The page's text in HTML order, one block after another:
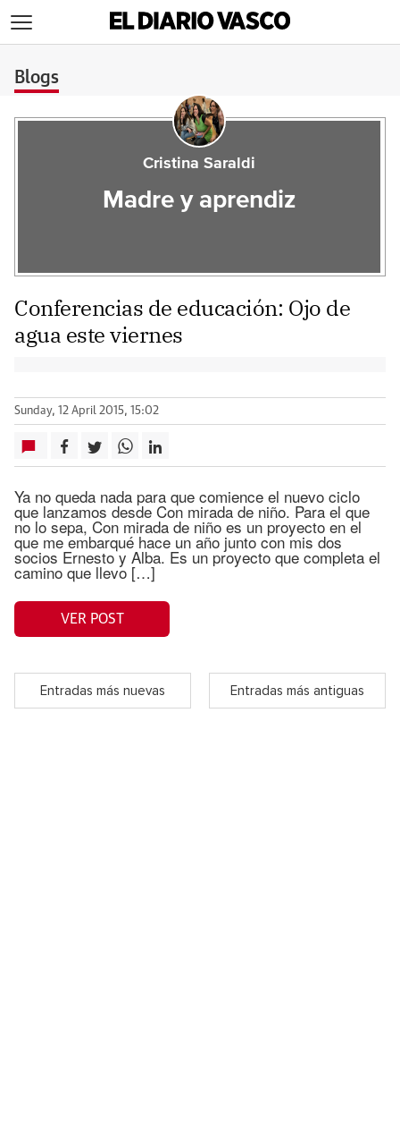
Blogs
Cristina Saraldi
Madre y aprendiz
Conferencias de educación: Ojo de
agua este viernes
Sunday, 12 April 2015, 15:02
Ya no queda nada para que comience el nuevo ciclo
que lanzamos desde Con mirada de niño. Para el que
no lo sepa, Con mirada de niño es un proyecto en el
que me embarqué hace un año junto con mis dos
socios Ernesto y Alba. Es un proyecto que completa el
camino que llevo […]
VER POST
Entradas más nuevas Entradas más antiguas